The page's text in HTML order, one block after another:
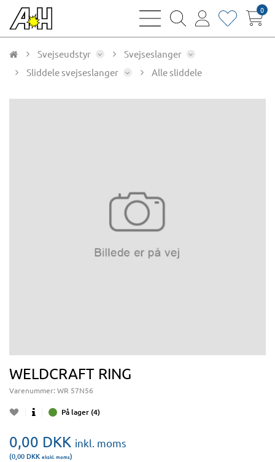
bars
magnifying
user
heart0
Svejseudstyr
Svejseslanger
Sliddele svejseslanger
Alle sliddele
WELDCRAFT RING
Varenummer: WR 57N56
På lager (4)
0,00 DKK inkl. moms
(0,00 DKK ekskl. moms)